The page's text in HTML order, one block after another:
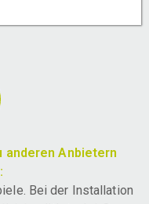
Anbietern
Bei der Installation